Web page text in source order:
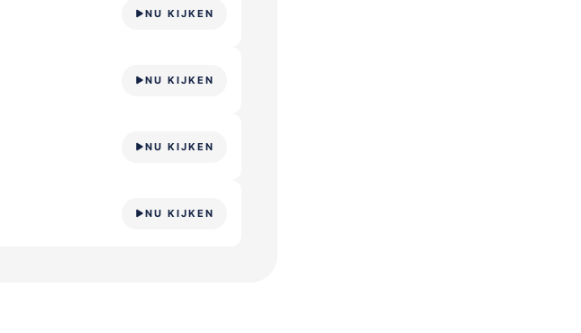
NU KIJKEN
NU KIJKEN
NU KIJKEN
NU KIJKEN